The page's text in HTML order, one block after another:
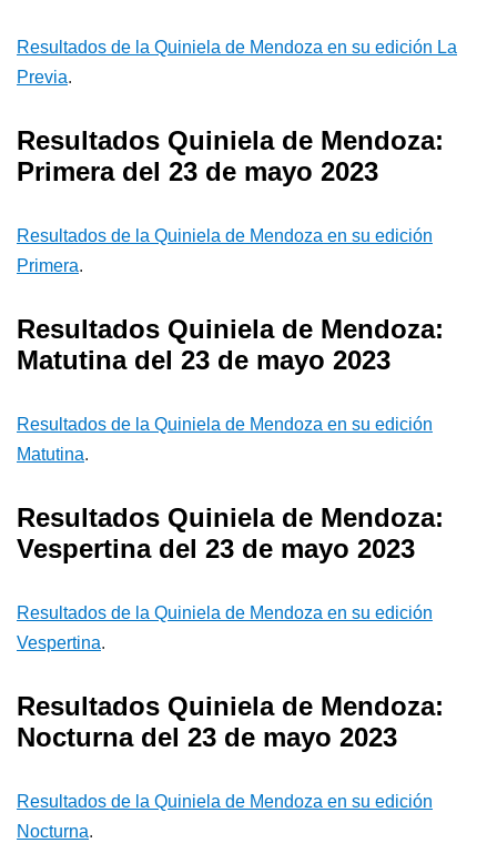
Resultados de la Quiniela de Mendoza en su edición La
Previa.
Resultados Quiniela de Mendoza:
Primera del 23 de mayo 2023
Resultados de la Quiniela de Mendoza en su edición
Primera.
Resultados Quiniela de Mendoza:
Matutina del 23 de mayo 2023
Resultados de la Quiniela de Mendoza en su edición
Matutina.
Resultados Quiniela de Mendoza:
Vespertina del 23 de mayo 2023
Resultados de la Quiniela de Mendoza en su edición
Vespertina.
Resultados Quiniela de Mendoza:
Nocturna del 23 de mayo 2023
Resultados de la Quiniela de Mendoza en su edición
Nocturna.